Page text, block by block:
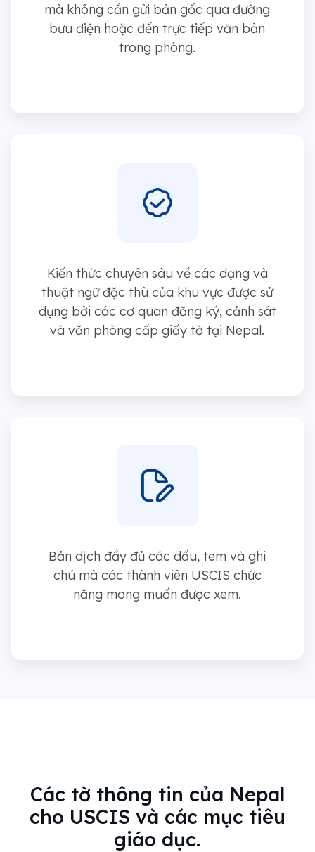
mà không cần gửi bản gốc qua đường
bưu điện hoặc đến trực tiếp văn bản
trong phòng.
Kiến thức chuyên sâu về các dạng và
thuật ngữ đặc thù của khu vực được sử
dụng bởi các cơ quan đăng ký, cảnh sát
và văn phòng cấp giấy tờ tại Nepal.
Bản dịch đầy đủ các dấu, tem và ghi
chú mà các thành viên USCIS chức
năng mong muốn được xem.
Các tờ thông tin của Nepal
cho USCIS và các mục tiêu
giáo dục.